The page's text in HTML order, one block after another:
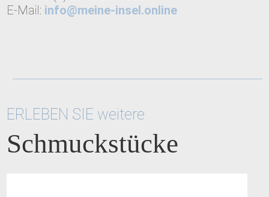
E-Mail: info@meine-insel.online
ERLEBEN SIE weitere
Schmuckstücke